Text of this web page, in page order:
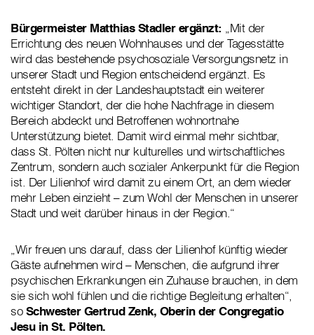
Bürgermeister Matthias Stadler ergänzt: „Mit der
Errichtung des neuen Wohnhauses und der Tagesstätte
wird das bestehende psychosoziale Versorgungsnetz in
unserer Stadt und Region entscheidend ergänzt. Es
entsteht direkt in der Landeshauptstadt ein weiterer
wichtiger Standort, der die hohe Nachfrage in diesem
Bereich abdeckt und Betroffenen wohnortnahe
Unterstützung bietet. Damit wird einmal mehr sichtbar,
dass St. Pölten nicht nur kulturelles und wirtschaftliches
Zentrum, sondern auch sozialer Ankerpunkt für die Region
ist. Der Lilienhof wird damit zu einem Ort, an dem wieder
mehr Leben einzieht – zum Wohl der Menschen in unserer
Stadt und weit darüber hinaus in der Region.“
„Wir freuen uns darauf, dass der Lilienhof künftig wieder
Gäste aufnehmen wird – Menschen, die aufgrund ihrer
psychischen Erkrankungen ein Zuhause brauchen, in dem
sie sich wohl fühlen und die richtige Begleitung erhalten“,
soSchwester Gertrud Zenk, Oberin der Congregatio
Jesu in St. Pölten.